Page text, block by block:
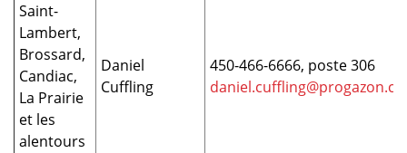
Saint-
Lambert,
Brossard,
Candiac,
La Prairie
et les
alentours
Daniel
Cuffling
450-466-6666, poste 306
daniel.cuffling@progazon.ca